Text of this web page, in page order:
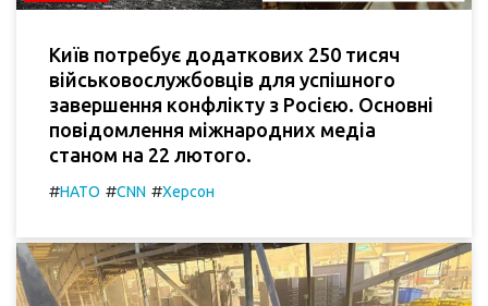
Київ потребує додаткових 250 тисяч
військовослужбовців для успішного
завершення конфлікту з Росією. Основні
повідомлення міжнародних медіа
станом на 22 лютого.
#НАТО #CNN #Херсон